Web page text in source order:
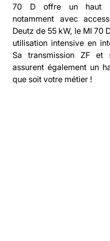
70 D offre un haut
notamment avec
Deutz de 55 kW, le MI 70
utilisation intensive en
Sa transmission ZF
assurent également un
que soit votre métier !